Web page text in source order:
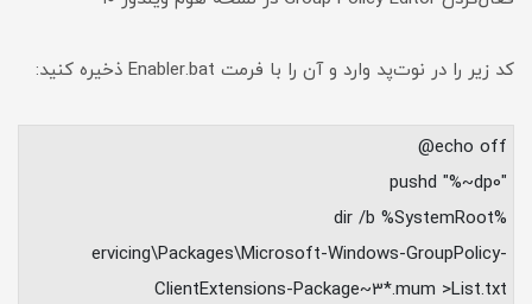
کد زیر را در نوت‌پد وارد و آن را با فرمت Enabler.bat ذخیره کنید:
echo off@
"pushd "%~dp0
%dir /b %SystemRoot
ervicing\Packages\Microsoft-Windows-GroupPolicy-
ClientExtensions-Package~3*.mum >List.txt